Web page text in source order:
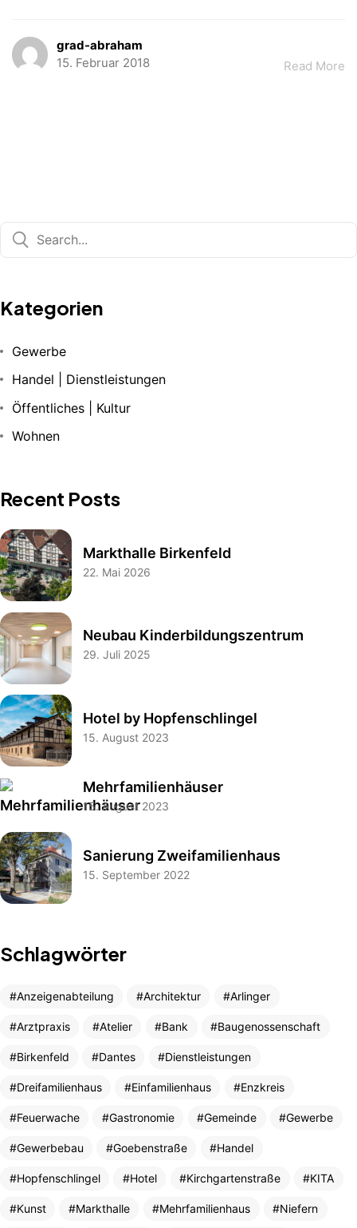
grad-abraham
15. Februar 2018
Read More
Kategorien
Gewerbe
Handel | Dienstleistungen
Öffentliches | Kultur
Wohnen
Recent Posts
Markthalle Birkenfeld
22. Mai 2026
Neubau Kinderbildungszentrum
29. Juli 2025
Hotel by Hopfenschlingel
15. August 2023
Mehrfamilienhäuser
15. August 2023
Sanierung Zweifamilienhaus
15. September 2022
Schlagwörter
Anzeigenabteilung Architektur Arlinger
Arztpraxis Atelier Bank Baugenossenschaft
Birkenfeld Dantes Dienstleistungen
Dreifamilienhaus Einfamilienhaus Enzkreis
Feuerwache Gastronomie Gemeinde Gewerbe
Gewerbebau Goebenstraße Handel
Hopfenschlingel Hotel Kirchgartenstraße KITA
Kunst Markthalle Mehrfamilienhaus Niefern